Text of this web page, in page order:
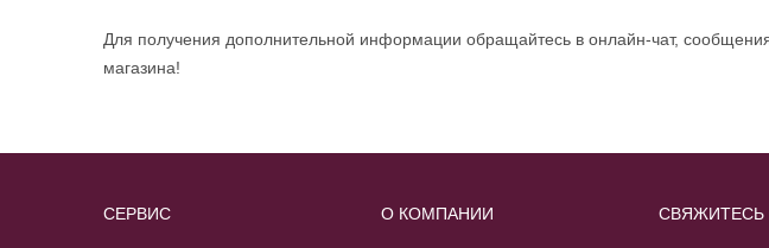
Для получения дополнительной информации обращайтесь в онлайн-чат,
магазина!
СЕРВИС О КОМПАНИИ СВЯЖИТЕСЬ